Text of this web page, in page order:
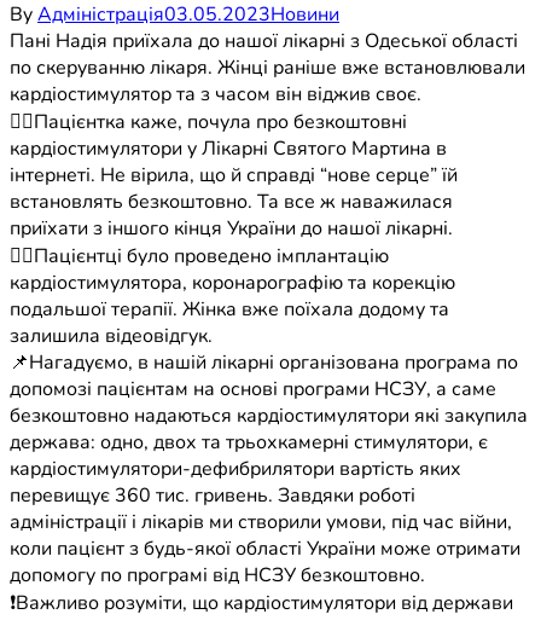
ByАдміністрація03.05.2023Новини
Пані Надія приїхала до нашої лікарні з Одеської області
по скеруванню лікаря. Жінці раніше вже встановлювали
кардіостимулятор та з часом він віджив своє.
👉🏼Пацієнтка каже, почула про безкоштовні
кардіостимулятори у Лікарні Святого Мартина в
інтернеті. Не вірила, що й справді “нове серце” їй
встановлять безкоштовно. Та все ж наважилася
приїхати з іншого кінця України до нашої лікарні.
☝🏼Пацієнтці було проведено імплантацію
кардіостимулятора, коронарографію та корекцію
подальшої терапії. Жінка вже поїхала додому та
залишила відеовідгук.
📌Нагадуємо, в нашій лікарні організована програма по
допомозі пацієнтам на основі програми НСЗУ, а саме
безкоштовно надаються кардіостимулятори які закупила
держава: одно, двох та трьохкамерні стимулятори, є
кардіостимулятори-дефибрилятори вартість яких
перевищує 360 тис. гривень. Завдяки роботі
адміністрації і лікарів ми створили умови, під час війни,
коли пацієнт з будь-якої області України може отримати
допомогу по програмі від НСЗУ безкоштовно.
❗️Важливо розуміти, що кардіостимулятори від держави